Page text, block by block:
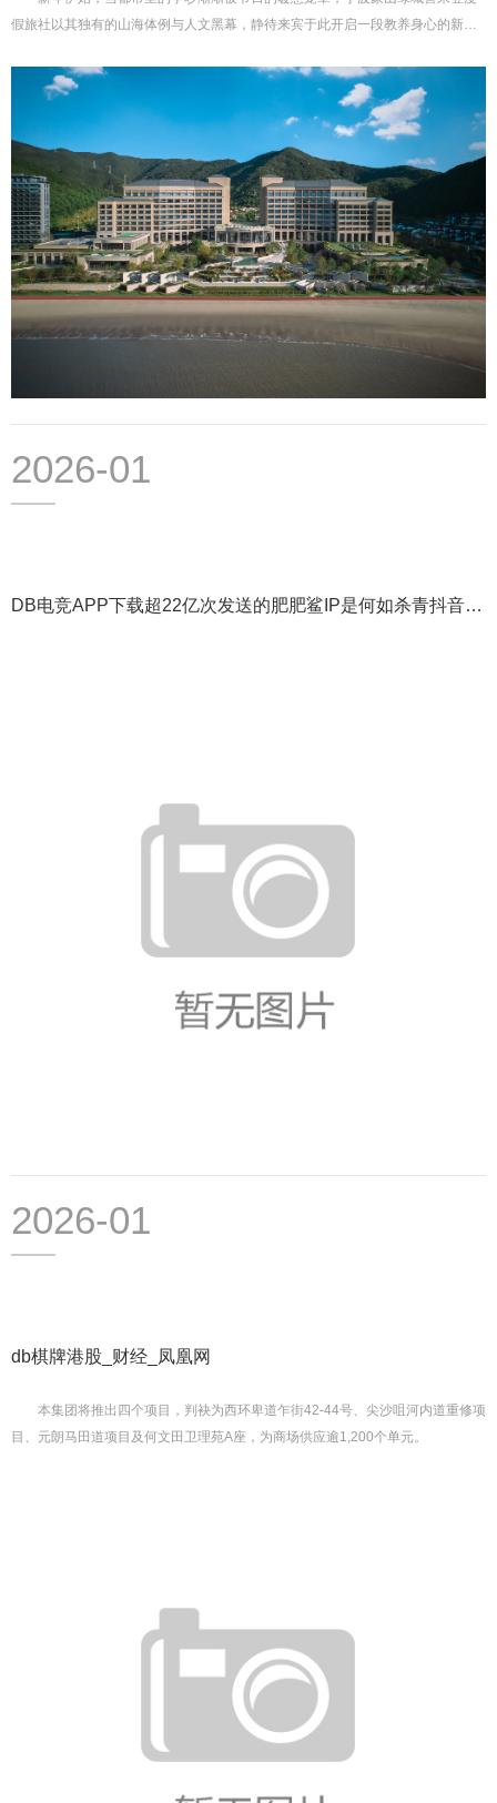
假旅社以其独有的山海体例与人文黑幕，静待来宾于此开启一段教养身心的新春
2026-01
DB电竞APP下载超22亿次发送的肥肥鲨IP是何如杀青抖音旅
2026-01
db棋牌港股_财经_凤凰网
本集团将推出四个项目，判袂为西环卑道乍街42-44号、尖沙咀河内道重修项
目、元朗马田道项目及何文田卫理苑A座，为商场供应逾1,200个单元。